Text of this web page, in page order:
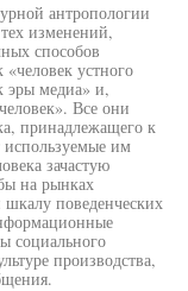
антропологии
изменений,
способов
устного
эры медиа» и,
Все они
принадлежащего к
используемые им
зачастую
на рынках
поведенческих
социального
производства,